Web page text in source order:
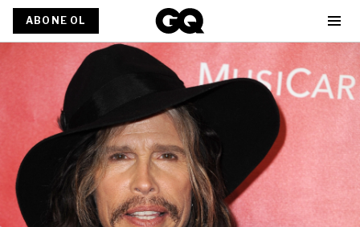
ABONE OL